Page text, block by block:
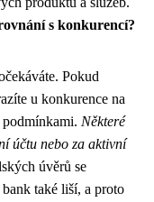
s konkurencí?
Pokud
u konkurence na
Některé
účtu nebo za aktivní
úvěrů se
také liší, a proto